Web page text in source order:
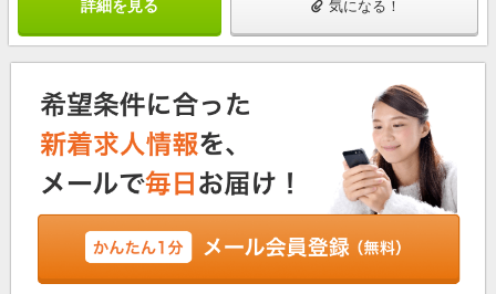
詳細を見る 気になる！